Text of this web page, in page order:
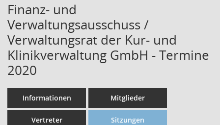
Finanz- und
Verwaltungsausschuss /
Verwaltungsrat der Kur- und
Klinikverwaltung GmbH - Termine
2020
Informationen Mitglieder
Vertreter Sitzungen